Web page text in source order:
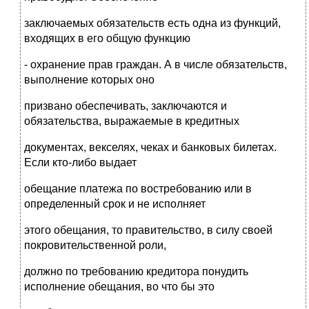
заключаемых обязательств есть одна из функций,
входящих в его общую функцию
- охранение прав граждан. А в числе обязательств,
выполнение которых оно
призвано обеспечивать, заключаются и
обязательства, выражаемые в кредитных
документах, векселях, чеках и банковых билетах.
Если кто-либо выдает
обещание платежа по востребованию или в
определенный срок и не исполняет
этого обещания, то правительство, в силу своей
покровительственной роли,
должно по требованию кредитора понудить
исполнение обещания, во что бы это